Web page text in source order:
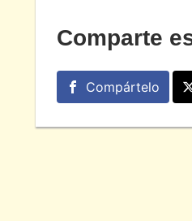
Comparte
Compártelo